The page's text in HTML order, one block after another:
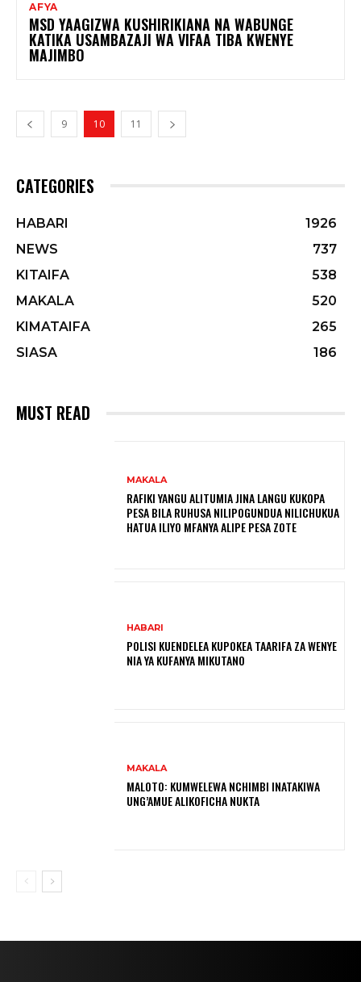
AFYA
MSD YAAGIZWA KUSHIRIKIANA NA WABUNGE
KATIKA USAMBAZAJI WA VIFAA TIBA KWENYE
MAJIMBO
9 10 11
CATEGORIES
HABARI
1926
NEWS
737
KITAIFA
538
MAKALA
520
KIMATAIFA
265
SIASA
186
MUST READ
MAKALA
RAFIKI YANGU ALITUMIA JINA LANGU KUKOPA
PESA BILA RUHUSA NILIPOGUNDUA NILICHUKUA
HATUA ILIYO MFANYA ALIPE PESA ZOTE
HABARI
POLISI KUENDELEA KUPOKEA TAARIFA ZA WENYE
NIA YA KUFANYA MIKUTANO
MAKALA
MALOTO: KUMWELEWA NCHIMBI INATAKIWA
UNG’AMUE ALIKOFICHA NUKTA